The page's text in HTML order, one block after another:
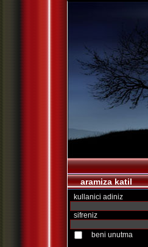
aramiza katil
kullanici adiniz
sifreniz
beni unutma